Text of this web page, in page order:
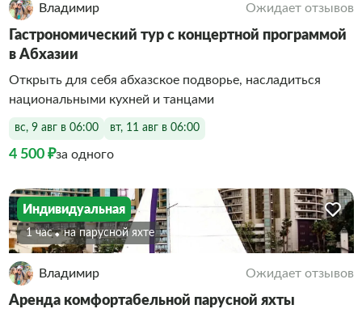
Владимир Ожидает отзывов
Гастрономический тур с концертной программой
в Абхазии
Открыть для себя абхазское подворье, насладиться
национальными кухней и танцами
вс, 9 авг в 06:00 вт, 11 авг в 06:00
4 500 ₽за одного
Индивидуальная
1 час На парусной яхте
Владимир Ожидает отзывов
Аренда комфортабельной парусной яхты